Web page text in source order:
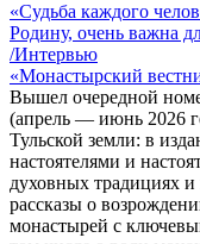
«Судьба каждого
Родину, очень важна
/Интервью
«Монастырский
Вышел очередной
(апрель — июнь 2026
Тульской земли: в
настоятелями и
духовных традициях
рассказы о
монастырей с